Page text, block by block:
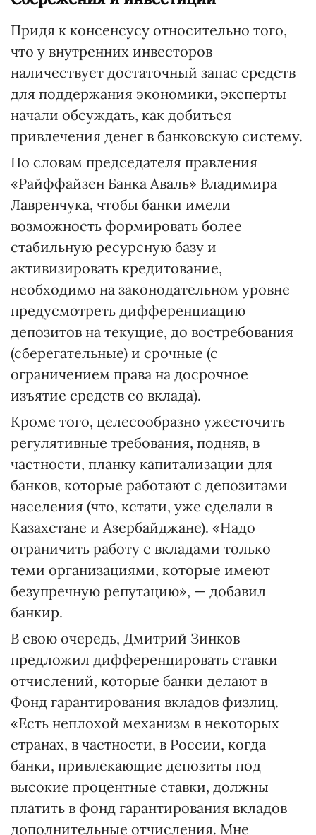
Придя к консенсусу относительно того,
что у внутренних инвесторов
наличествует достаточный запас средств
для поддержания экономики, эксперты
начали обсуждать, как добиться
привлечения денег в банковскую систему.
По словам председателя правления
«Райффайзен Банка Аваль» Владимира
Лавренчука, чтобы банки имели
возможность формировать более
стабильную ресурсную базу и
активизировать кредитование,
необходимо на законодательном уровне
предусмотреть дифференциацию
депозитов на текущие, до востребования
(сберегательные) и срочные (с
ограничением права на досрочное
изъятие средств со вклада).
Кроме того, целесообразно ужесточить
регулятивные требования, подняв, в
частности, планку капитализации для
банков, которые работают с депозитами
населения (что, кстати, уже сделали в
Казахстане и Азербайджане). «Надо
ограничить работу с вкладами только
теми организациями, которые имеют
безупречную репутацию», — добавил
банкир.
В свою очередь, Дмитрий Зинков
предложил дифференцировать ставки
отчислений, которые банки делают в
Фонд гарантирования вкладов физлиц.
«Есть неплохой механизм в некоторых
странах, в частности, в России, когда
банки, привлекающие депозиты под
высокие процентные ставки, должны
платить в фонд гарантирования вкладов
дополнительные отчисления. Мне